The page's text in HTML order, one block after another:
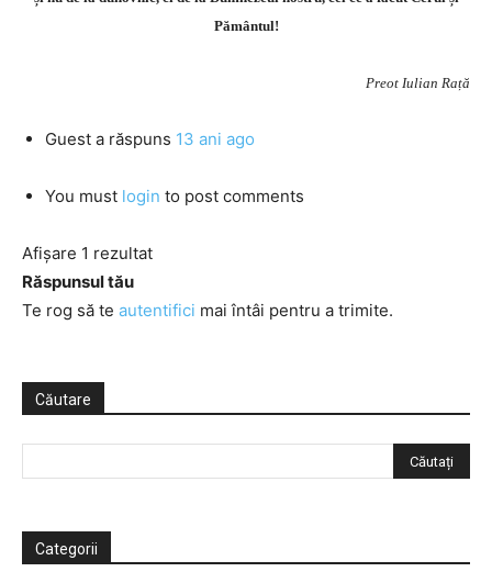
Pământul!
Preot Iulian Rață
Guest a răspuns 13 ani ago
You must login to post comments
Afișare 1 rezultat
Răspunsul tău
Te rog să te autentifici mai întâi pentru a trimite.
Căutare
Categorii